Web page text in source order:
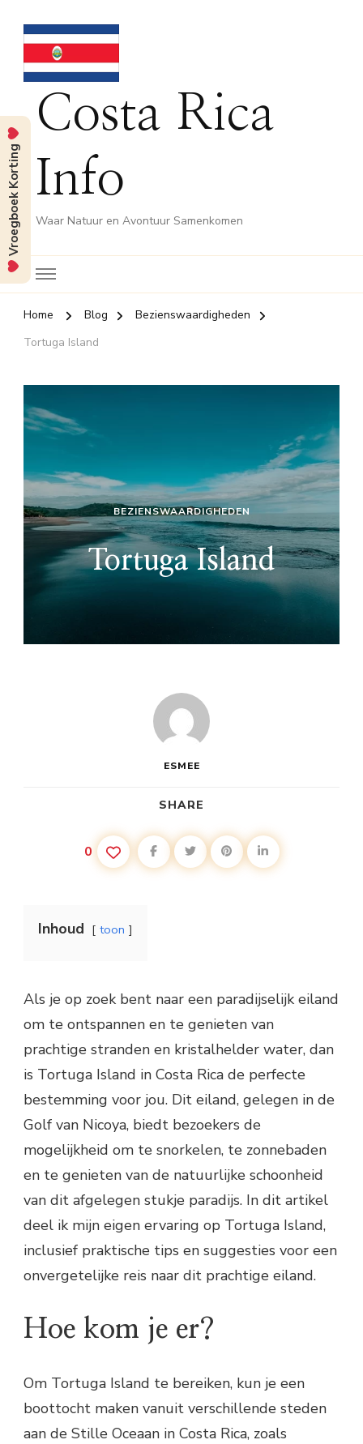
Costa Rica
Info
Waar Natuur en Avontuur Samenkomen
Home Blog
Bezienswaardigheden
Tortuga Island
BEZIENSWAARDIGHEDEN
Tortuga Island
ESMEE
SHARE
0
Inhoud toon
Als je op zoek bent naar een paradijselijk eiland
om te ontspannen en te genieten van
prachtige stranden en kristalhelder water, dan
is Tortuga Island in Costa Rica de perfecte
bestemming voor jou. Dit eiland, gelegen in de
Golf van Nicoya, biedt bezoekers de
mogelijkheid om te snorkelen, te zonnebaden
en te genieten van de natuurlijke schoonheid
van dit afgelegen stukje paradijs. In dit artikel
deel ik mijn eigen ervaring op Tortuga Island,
inclusief praktische tips en suggesties voor een
onvergetelijke reis naar dit prachtige eiland.
Hoe kom je er?
Om Tortuga Island te bereiken, kun je een
boottocht maken vanuit verschillende steden
aan de Stille Oceaan in Costa Rica, zoals
Vroegboek Korting